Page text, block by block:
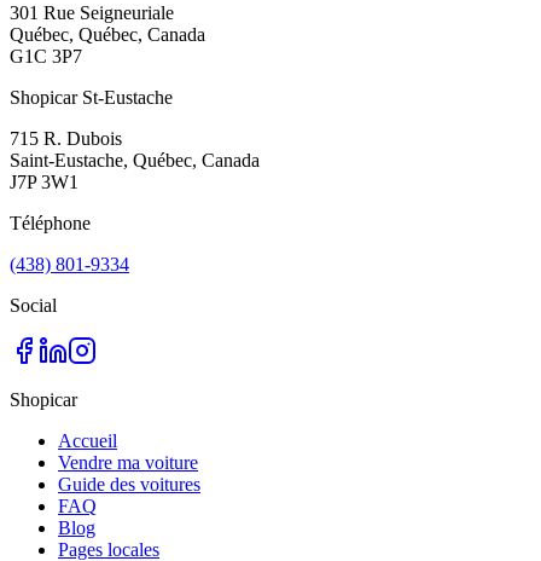
301 Rue Seigneuriale
Québec, Québec, Canada
G1C 3P7
Shopicar St-Eustache
715 R. Dubois
Saint-Eustache, Québec, Canada
J7P 3W1
Téléphone
(438) 801-9334
Social
Shopicar
Accueil
Vendre ma voiture
Guide des voitures
FAQ
Blog
Pages locales